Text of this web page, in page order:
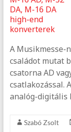
A Musikmesse-
családot mutat
csatorna AD
csatlakozással.
analóg-digitális
Szabó Zsolt